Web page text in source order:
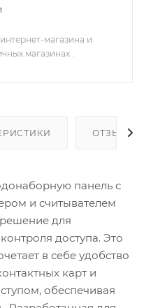
магазина и
магазинах .
ОТЗЫВЫ
панель с
и считывателем
для
доступа. Это
в себе удобство
карт и
обеспечивая